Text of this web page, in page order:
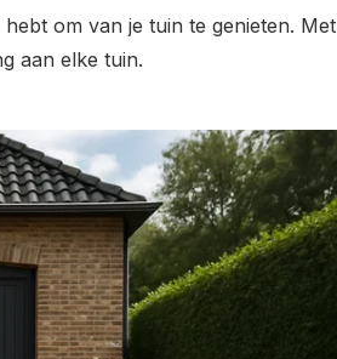
om van je tuin te genieten. Met
aan elke tuin.